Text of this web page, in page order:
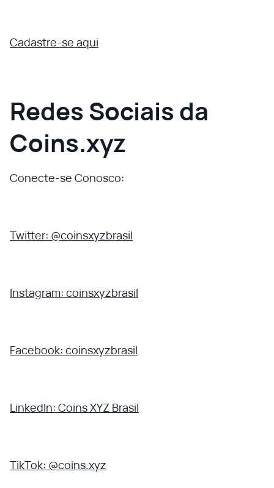
Cadastre-se aqui
Redes Sociais da
Coins.xyz
Conecte-se Conosco:
Twitter: @coinsxyzbrasil
Instagram: coinsxyzbrasil
Facebook: coinsxyzbrasil
LinkedIn: Coins XYZ Brasil
TikTok: @coins.xyz